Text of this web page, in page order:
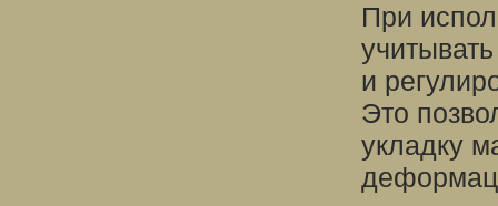
При
и
Это
укладку